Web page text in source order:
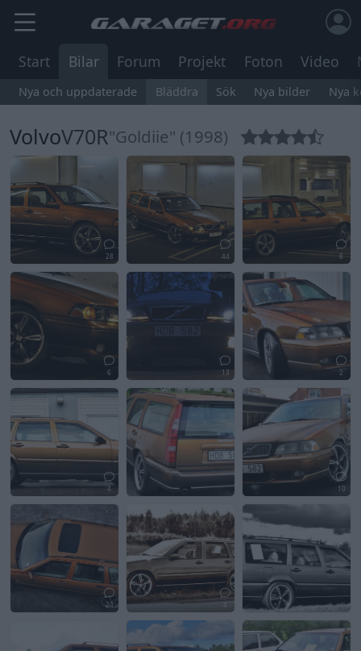
Start Bilar Forum Projekt Foton Video
Nya och uppdaterade Bläddra Sök Nya bilder Nya
VolvoV70R"Goldiie" (1998)
28 44 8
6 13 2
4 10
24